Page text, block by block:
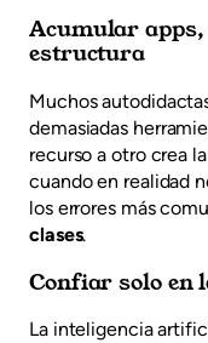
Acumular
estructura
Muchos
demasiadas
recurso a otro crea
cuando en realidad
los errores más
clases.
Confiar solo en
La inteligencia